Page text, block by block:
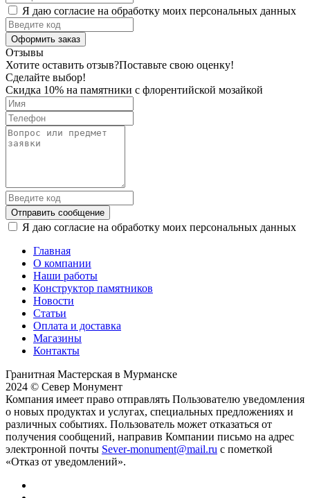
Я даю согласие на обработку моих персональных данных
Оформить заказ
Отзывы
Хотите оставить отзыв?Поставьте свою оценку!
Сделайте выбор!
Скидка 10% на памятники с флорентийской мозайкой
Отправить сообщение
Я даю согласие на обработку моих персональных данных
Главная
О компании
Наши работы
Конструктор памятников
Новости
Статьи
Оплата и доставка
Магазины
Контакты
Гранитная Мастерская в Мурманске
2024 © Север Монумент
Компания имеет право отправлять Пользователю уведомления
о новых продуктах и услугах, специальных предложениях и
различных событиях. Пользователь может отказаться от
получения сообщений, направив Компании письмо на адрес
электронной почты Sever-monument@mail.ru с пометкой
«Отказ от уведомлений».